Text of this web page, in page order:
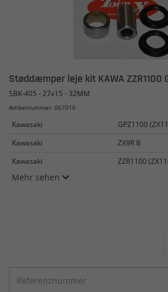
Støddæmper leje kit KAWA ZZR1100
SBK-405 - 27x15 - 32MM
Artikelnummer: 067010
Kawasaki GPZ1100
Kawasaki
ZX9R B
Kawasaki
ZZR1100
Mehr sehen